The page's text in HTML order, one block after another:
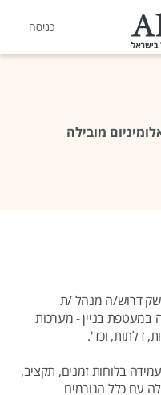
כניסה
מובילה
דרוש/ה מנהל /ת
במעטפת בניין - מערכות
דלתות, וכד'.
בלוחות זמנים, תקציב,
עם כלל הגורמים